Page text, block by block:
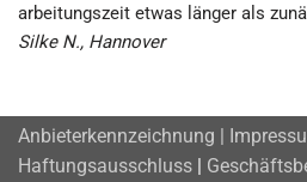
arbeitungs­zeit etwas länger als
Silke N., Hannover
Anbieterkennzeichnung |
Haftungsausschluss |